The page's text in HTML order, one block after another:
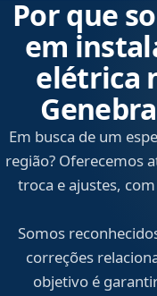
Por que
em
elétrica
Em busca de um
região? Oferecemos
troca e ajustes,
Somos
correções
objetivo é